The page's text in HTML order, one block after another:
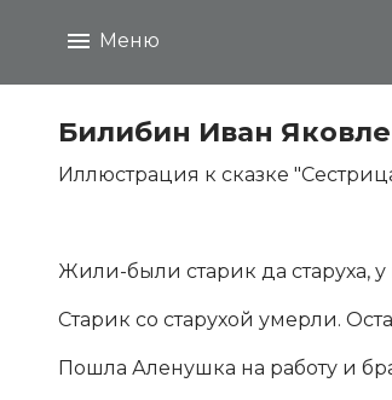
Меню
Билибин Иван
Иллюстрация к сказке
Жили-были старик да старуха,
Старик со старухой умерли.
Пошла Аленушка на работу и